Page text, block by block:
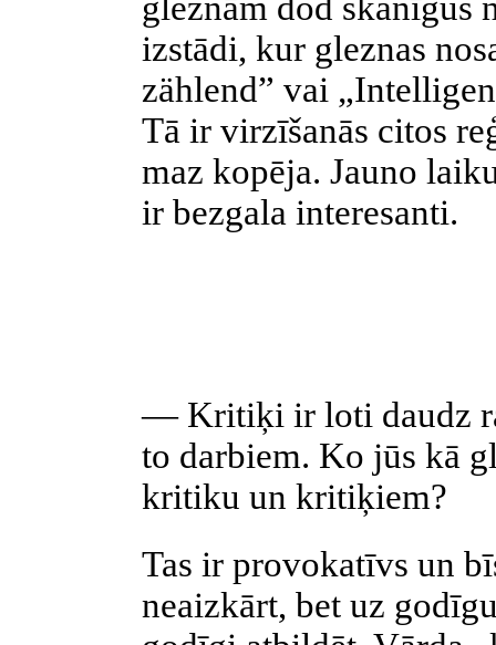
izstādi, kur gleznas
zählend” vai
Tā ir virzīšanās citos
maz kopēja. Jauno
ir bezgala interesanti.
— Kritiķi ir loti daudz
to darbiem. Ko jūs kā
kritiku un kritiķiem?
Tas ir provokatīvs un
neaizkārt, bet uz